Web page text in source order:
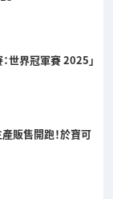
世界冠軍賽 2025」
產販售開跑！於寶可